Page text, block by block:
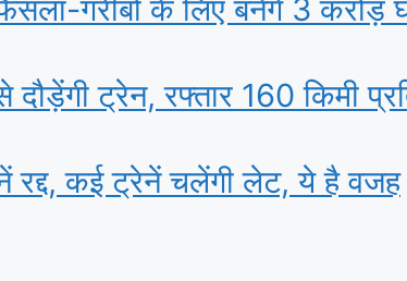
गरीबों के ल‍िए बनेंगे 3
ट्रेन, रफ्तार 160 किमी
रद्द, कई ट्रेनें चलेंगी लेट, ये है वजह